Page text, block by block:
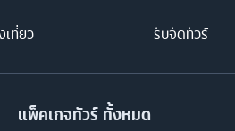
ที่ยว รับจัดทัวร์
แพ็คเกจทัวร์ ทั้งหมด